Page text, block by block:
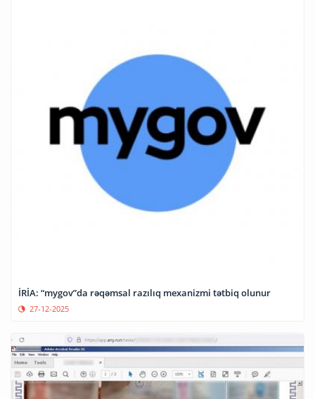
İRİA: “mygov”da rəqəmsal razılıq mexanizmi tətbiq olunur
27-12-2025